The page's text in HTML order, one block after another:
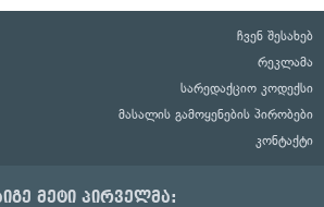
ჩვენ შესახებ
რეკლამა
სარედაქციო კოდექსი
მასალის გამოყენების პირობები
კონტაქტი
მეტი პირველმა: